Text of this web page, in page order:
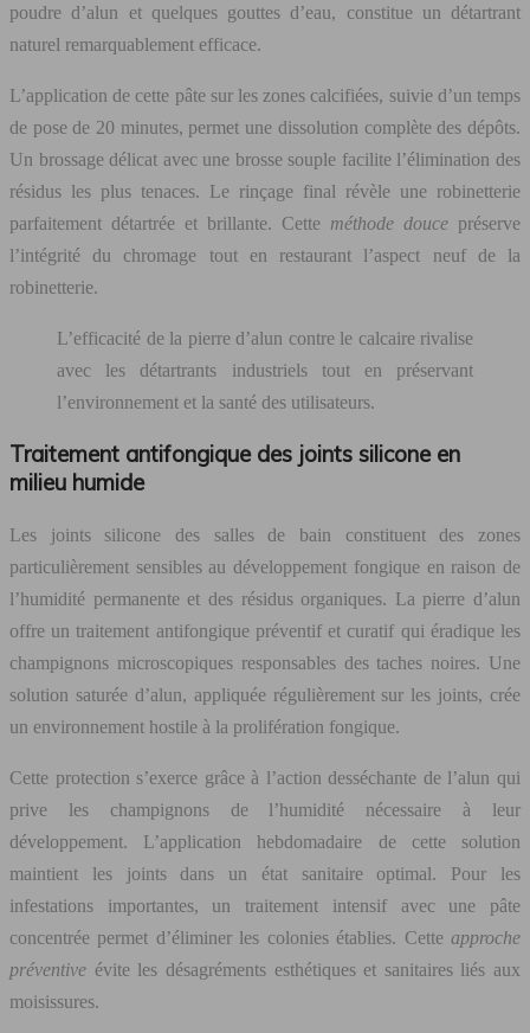
poudre d’alun et quelques gouttes d’eau, constitue un détartrant
naturel remarquablement efficace.
L’application de cette pâte sur les zones calcifiées, suivie d’un temps
de pose de 20 minutes, permet une dissolution complète des dépôts.
Un brossage délicat avec une brosse souple facilite l’élimination des
résidus les plus tenaces. Le rinçage final révèle une robinetterie
parfaitement détartrée et brillante. Cette méthode douce préserve
l’intégrité du chromage tout en restaurant l’aspect neuf de la
robinetterie.
L’efficacité de la pierre d’alun contre le calcaire rivalise
avec les détartrants industriels tout en préservant
l’environnement et la santé des utilisateurs.
Traitement antifongique des joints silicone en
milieu humide
Les joints silicone des salles de bain constituent des zones
particulièrement sensibles au développement fongique en raison de
l’humidité permanente et des résidus organiques. La pierre d’alun
offre un traitement antifongique préventif et curatif qui éradique les
champignons microscopiques responsables des taches noires. Une
solution saturée d’alun, appliquée régulièrement sur les joints, crée
un environnement hostile à la prolifération fongique.
Cette protection s’exerce grâce à l’action desséchante de l’alun qui
prive les champignons de l’humidité nécessaire à leur
développement. L’application hebdomadaire de cette solution
maintient les joints dans un état sanitaire optimal. Pour les
infestations importantes, un traitement intensif avec une pâte
concentrée permet d’éliminer les colonies établies. Cette approche
préventive évite les désagréments esthétiques et sanitaires liés aux
moisissures.